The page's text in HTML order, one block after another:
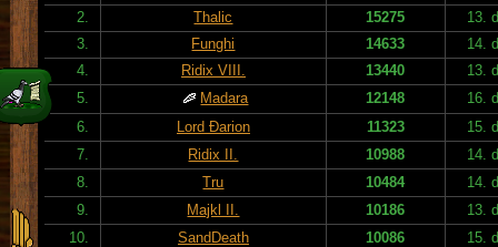
2.
Thalic 15275
13.
3.
Funghi 14633
14.
4.
Ridix VIII. 13440
13.
5.
Madara 12148
16.
6.
Lord Đarion 11323
15.
7.
Ridix II. 10988
14.
8.
Tru 10484
14.
9.
Majkl II. 10186
13.
10.
SandDeath 10086 15.